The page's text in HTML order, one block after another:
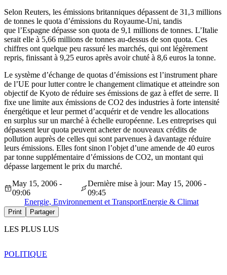
Selon Reuters, les émissions britanniques dépassent de 31,3 millions
de tonnes le quota d’émissions du Royaume-Uni, tandis
que l’Espagne dépasse son quota de 9,1 millions de tonnes. L’Italie
serait elle à 5,66 millions de tonnes au-dessus de son quota. Ces
chiffres ont quelque peu rassuré les marchés, qui ont légèrement
repris, finissant à 9,25 euros après avoir chuté à 8,6 euros la tonne.
Le système d’échange de quotas d’émissions est l’instrument phare
de l’UE pour lutter contre le changement climatique et atteindre son
objectif de Kyoto de réduire ses émissions de gaz à effet de serre. Il
fixe une limite aux émissions de CO2 des industries à forte intensité
énergétique et leur permet d’acquérir et de vendre les allocations
en surplus sur un marché à échelle européenne. Les entreprises qui
dépassent leur quota peuvent acheter de nouveaux crédits de
pollution auprès de celles qui sont parvenues à davantage réduire
leurs émissions. Elles font sinon l’objet d’une amende de 40 euros
par tonne supplémentaire d’émissions de CO2, un montant qui
dépasse largement le prix du marché.
May 15, 2006 -
09:06
Dernière mise à jour: May 15, 2006 -
09:45
Energie, Environnement et TransportEnergie & Climat
Print Partager
LES PLUS LUS
POLITIQUE